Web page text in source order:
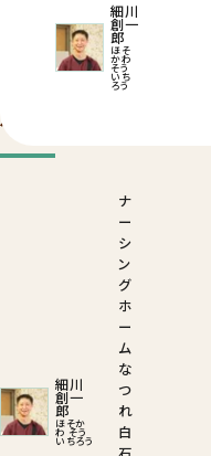
細川
創一
郎
ほそ
かわ
そう
いち
ろう
プロフィー
ル
細川
創一
郎
ほそか
わ そう
いちろう
ナ
ー
シ
ン
グ
ホ
ー
ム
な
つ
れ
白